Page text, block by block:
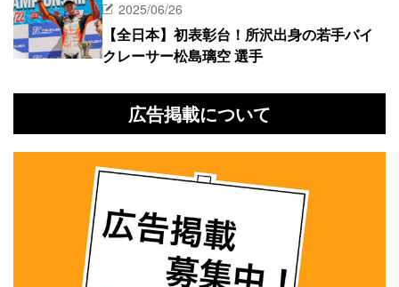
2025/06/26
【全日本】初表彰台！所沢出身の若手バイ
クレーサー松島璃空 選手
広告掲載について